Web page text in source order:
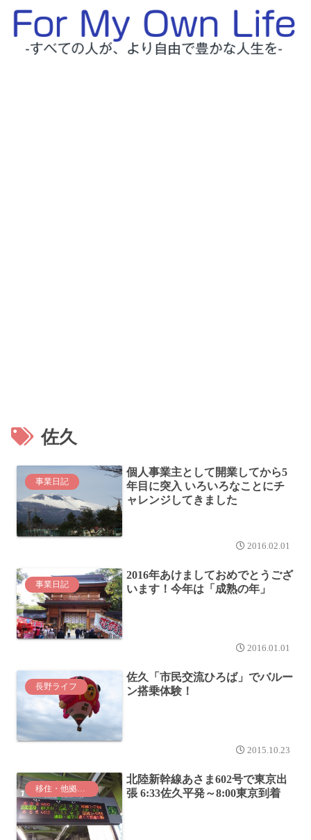
佐久
事業日記
個人事業主として開業してから5
年目に突入 いろいろなことにチ
ャレンジしてきました
2016.02.01
事業日記
2016年あけましておめでとうござ
います！今年は「成熟の年」
2016.01.01
長野ライフ
佐久「市民交流ひろば」でバルー
ン搭乗体験！
2015.10.23
移住・他拠点生活
北陸新幹線あさま602号で東京出
張 6:33佐久平発～8:00東京到着